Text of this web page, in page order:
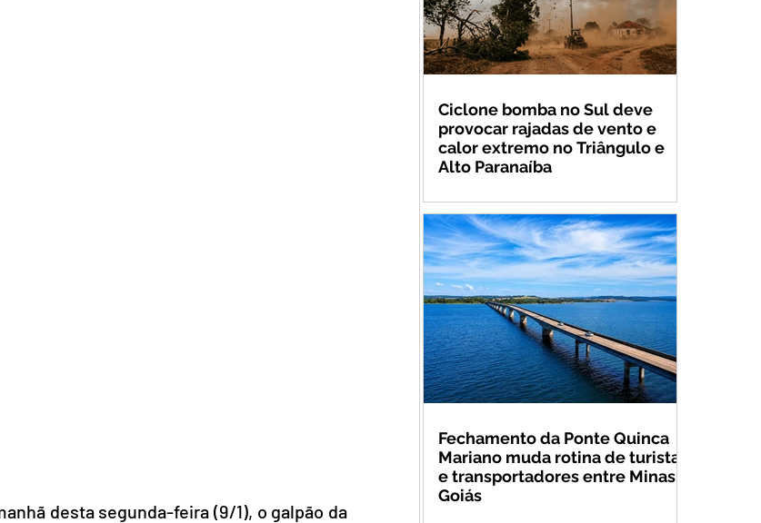
desta segunda-feira (9/1), o galpão da
Ciclone bomba no Sul deve
provocar rajadas de vento e
calor extremo no Triângulo e
Alto Paranaíba
Fechamento da Ponte Quinca
Mariano muda rotina de turistas
e transportadores entre Minas e
Goiás